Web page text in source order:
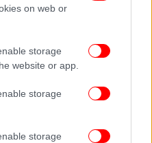
on web or
storage
website or app.
storage
storage